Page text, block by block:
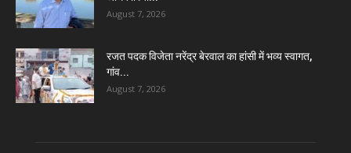
August 7, 2026
रजत पदक विजेता नरेंद्र बेरवाल का हांसी में भव्य स्वागत,
गांव...
August 7, 2026